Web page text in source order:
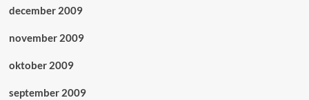
december 2009
november 2009
oktober 2009
september 2009